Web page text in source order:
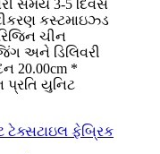
સમય 3-5 દિવસ
કસ્ટમાઇઝ્ડ
ચીન
અને ડિલિવરી
20.00cm *
પ્રતિ યુનિટ